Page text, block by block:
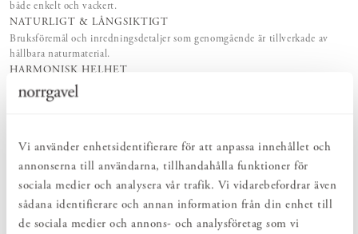
Vi använder enhetsidentifierare för att anpassa innehållet och
annonserna till användarna, tillhandahålla funktioner för
sociala medier och analysera vår trafik. Vi vidarebefordrar även
sådana identifierare och annan information från din enhet till
de sociala medier och annons- och analysföretag som vi
både enkelt och vackert.
NATURLIGT & LÅNGSIKTIGT
Bruksföremål och inredningsdetaljer som genomgående är tillverkade av
hållbara naturmaterial.
HARMONISK HELHET
Inredningsdetaljer som kompletterar möblerna och skapar en harmonisk
helhetsupplevelse.
Kroklist Rundad är en mjukare version av vår klassiska Kroklist
Rak. Samma format, men med en rundad profil. En vacker och
tidlös inredningsdetalj som enkelt skapar ordning och reda i
hemmet. Passar lika bra oavsett rum – kök, hall, sovrum, badrum